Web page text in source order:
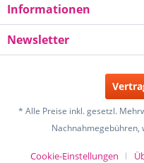
Informationen
Newsletter
* Alle Preise inkl. gesetzl.
Nachnahmegebühren,
Cookie-Einstellungen